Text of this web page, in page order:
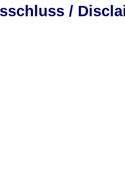
/